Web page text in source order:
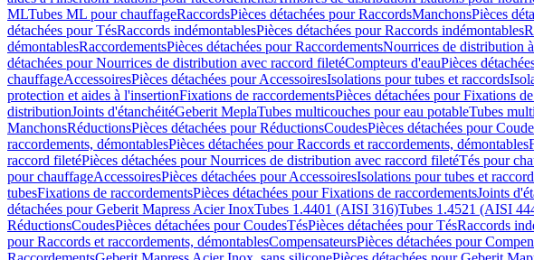
MLTubes ML pour chauffageRaccordsPièces détachées pour RaccordsManchonsPièces
détachées pour TésRaccords indémontablesPièces détachées pour Raccords indémontables
démontablesRaccordementsPièces détachées pour RaccordementsNourrices de distribution
détachées pour Nourrices de distribution avec raccord filetéCompteurs d'eauPièces
chauffageAccessoiresPièces détachées pour AccessoiresIsolations pour tubes et raccords
protection et aides à l'insertionFixations de raccordementsPièces détachées pour Fixations
distributionJoints d'étanchéitéGeberit MeplaTubes multicouches pour eau potableTubes
ManchonsRéductionsPièces détachées pour RéductionsCoudesPièces détachées pour
raccordements, démontablesPièces détachées pour Raccords et raccordements, démontables
raccord filetéPièces détachées pour Nourrices de distribution avec raccord filetéTés pour
pour chauffageAccessoiresPièces détachées pour AccessoiresIsolations pour tubes et
tubesFixations de raccordementsPièces détachées pour Fixations de raccordementsJoints
détachées pour Geberit Mapress Acier InoxTubes 1.4401 (AISI 316)Tubes 1.4521 (AISI
RéductionsCoudesPièces détachées pour CoudesTésPièces détachées pour TésRaccords
pour Raccords et raccordements, démontablesCompensateursPièces détachées pour